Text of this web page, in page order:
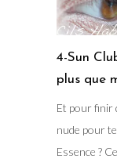
4-Sun
plus que
Et pour finir
nude pour
Essence ?